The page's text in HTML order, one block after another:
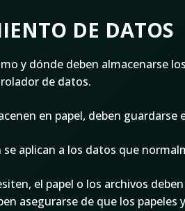
DE DATOS
y dónde deben almacenarse
de datos.
en papel, deben
aplican a los datos que
el papel o los archivos
asegurarse de que los